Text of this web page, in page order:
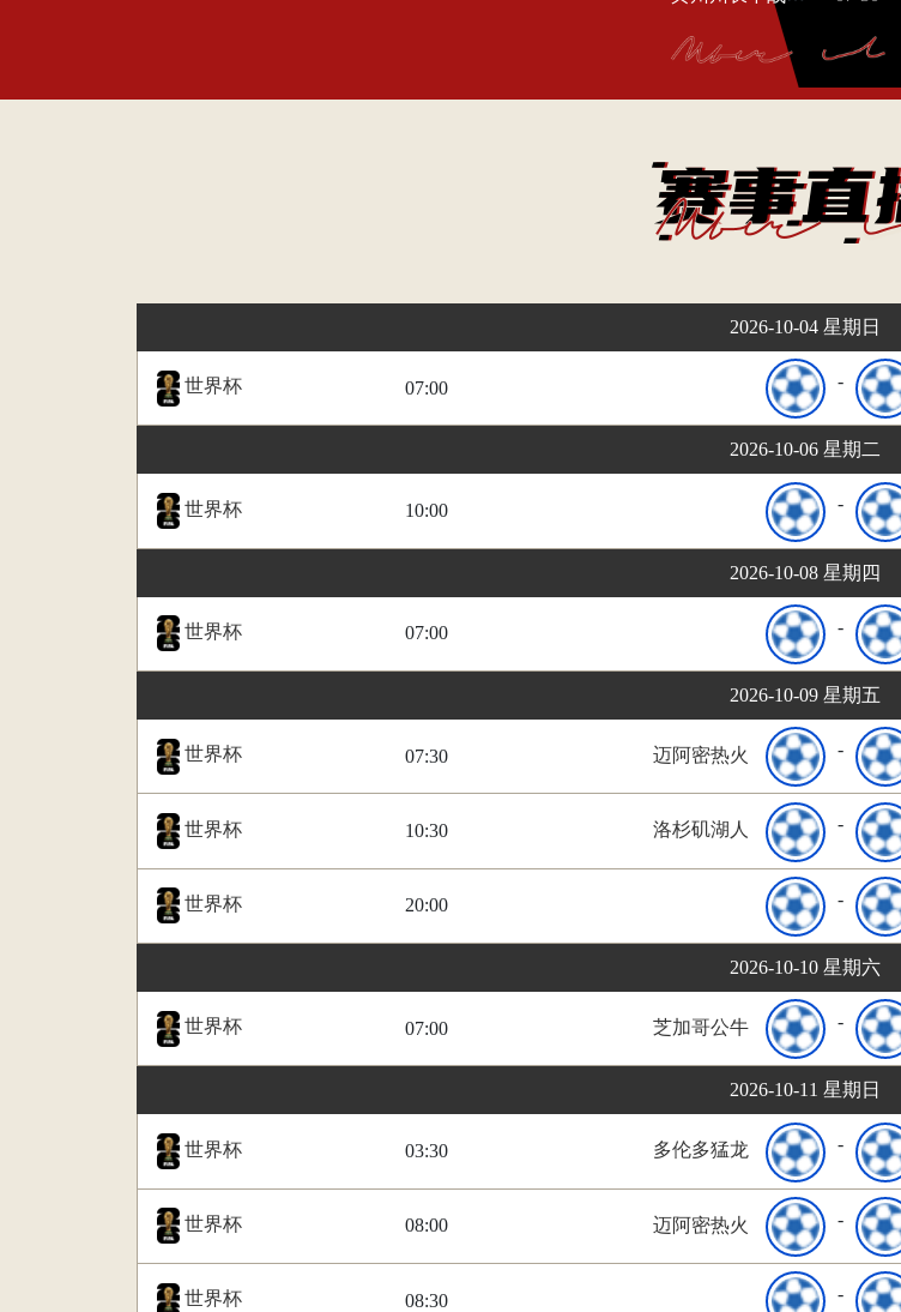
2026-10-04 星期日
世界杯 07:00 -
2026-10-06 星期二
世界杯 10:00 -
2026-10-08 星期四
世界杯 07:00 -
2026-10-09 星期五
世界杯 07:30 迈阿密热火 -
世界杯 10:30 洛杉矶湖人 -
世界杯 20:00 -
2026-10-10 星期六
世界杯 07:00 芝加哥公牛 -
2026-10-11 星期日
世界杯 03:30 多伦多猛龙 -
世界杯 08:00 迈阿密热火 -
世界杯 08:30 -